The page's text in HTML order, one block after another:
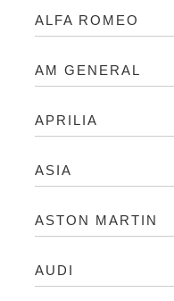
ALFA ROMEO
AM GENERAL
APRILIA
ASIA
ASTON MARTIN
AUDI